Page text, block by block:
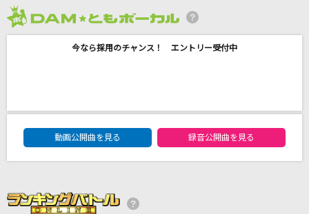
[生音]君の知らない物語
supercell
今なら採用のチャンス！ エントリー受付中
DAM★ともボーカルエントリーランキング
動画公開曲を見る
録音公開曲を見る